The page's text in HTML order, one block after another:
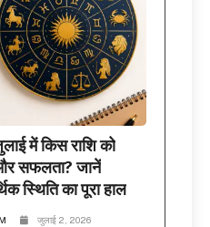
में किस राशि को
और सफलता? जानें
स्थिति का पूरा हाल
जुलाई 2, 2026